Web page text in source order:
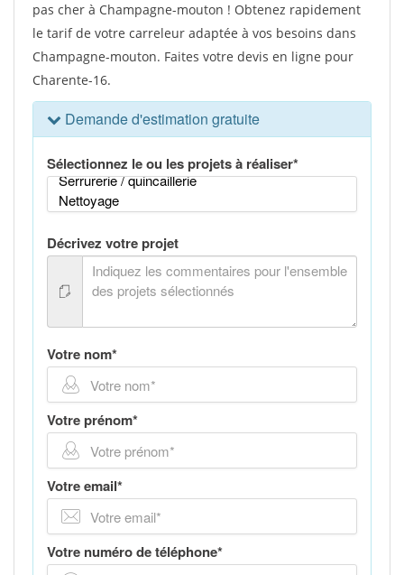
pas cher à Champagne-mouton ! Obtenez rapidement
le tarif de votre carreleur adaptée à vos besoins dans
Champagne-mouton. Faites votre devis en ligne pour
Charente-16.